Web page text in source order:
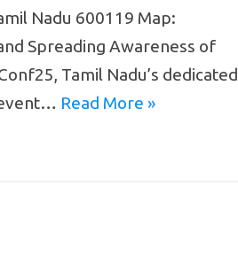
Nadu 600119 Map:
Spreading Awareness of
Tamil Nadu’s dedicated
Read More »